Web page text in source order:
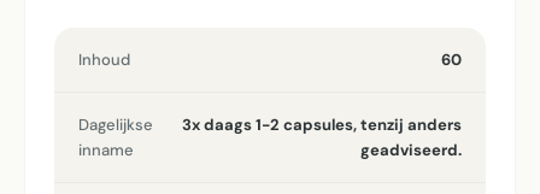
Inhoud 60
Dagelijkse
inname
3x daags 1-2 capsules, tenzij anders
geadviseerd.